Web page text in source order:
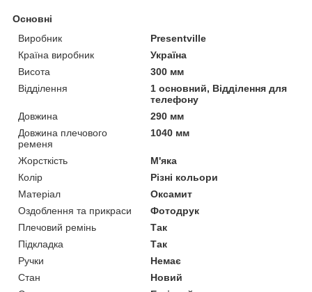
Основні
Виробник
Presentville
Країна виробник
Україна
Висота
300 мм
Відділення
1 основний, Відділення для
телефону
Довжина
290 мм
Довжина плечового
ременя
1040 мм
Жорсткість
М'яка
Колір
Різні кольори
Матеріал
Оксамит
Оздоблення та прикраси
Фотодрук
Плечовий ремінь
Так
Підкладка
Так
Ручки
Немає
Стан
Новий